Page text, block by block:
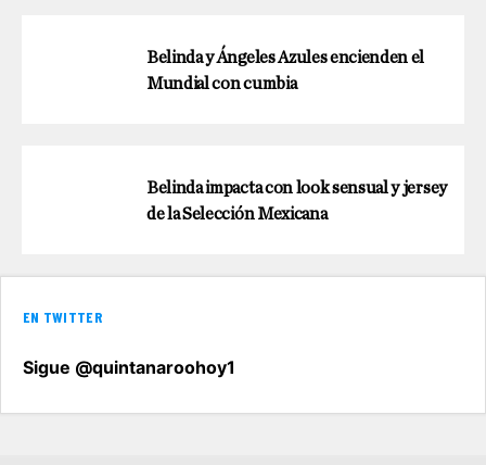
Belinda y Ángeles Azules encienden el
Mundial con cumbia
Belinda impacta con look sensual y jersey
de la Selección Mexicana
EN TWITTER
Sigue @quintanaroohoy1